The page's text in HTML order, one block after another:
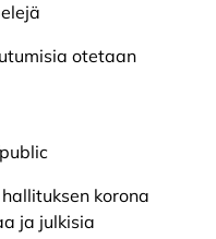
otetaan
korona
ja julkisia